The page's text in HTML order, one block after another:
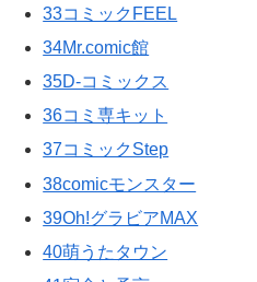
33コミックFEEL
34Mr.comic館
35D-コミックス
36コミ専キット
37コミックStep
38comicモンスター
39Oh!グラビアMAX
40萌うたタウン